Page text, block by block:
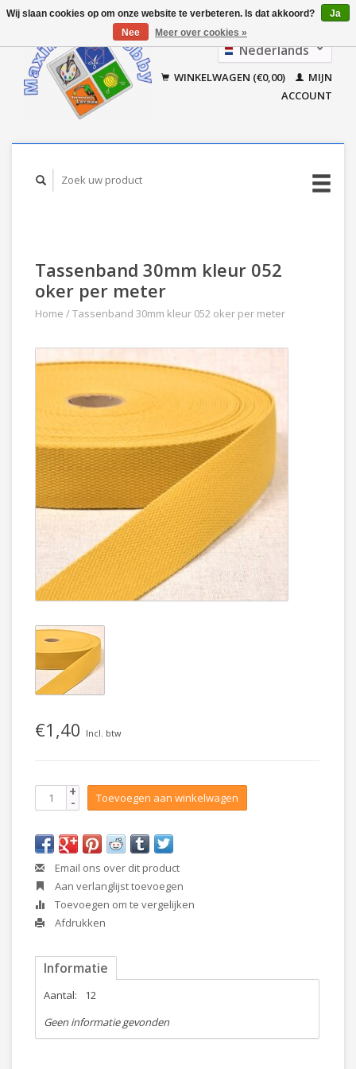
Nederlands
Français
WINKELWAGEN (€0,00)
MIJN
ACCOUNT
Tassenband 30mm kleur 052
oker per meter
Home /Tassenband 30mm kleur 052 oker per meter
€1,40 Incl. btw
+
- Toevoegen aan winkelwagen
Email ons over dit product
Aan verlanglijst toevoegen
Toevoegen om te vergelijken
Afdrukken
Informatie
Aantal:
12
Geen informatie gevonden
Wij slaan cookies op om onze website te verbeteren. Is dat akkoord?
Ja
Nee
Meer over cookies »